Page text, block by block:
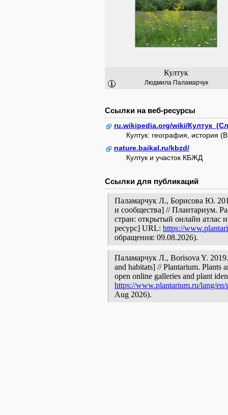
Култук
Людмила Паламарчук
Ссылки на веб-ресурсы
ru.wikipedia.org/wiki/
Култук: география, история
nature.baikal.ru/kbzd/
Култук и участок КБЖД
Ссылки для публикаций
Паламарчук Л., Борисова Ю.
и сообщества] // Плантариум.
стран: открытый онлайн атлас
ресурс] URL: https://
обращения: 09.08.2026).
Паламарчук Л., Borisova Y.
and habitats] // Plantarium. Plants
open online galleries and plant
https://www.plantarium.ru/lang/
Aug 2026).